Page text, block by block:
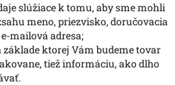
slúžiace k tomu, aby sme mohli
meno, priezvisko, doručovacia
mailová adresa;
základe ktorej Vám budeme tovar
tiež informáciu, ako dlho